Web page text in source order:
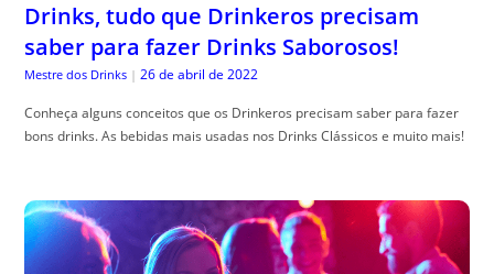
Drinks, tudo que Drinkeros precisam
saber para fazer Drinks Saborosos!
Mestre dos Drinks | 26 de abril de 2022
Conheça alguns conceitos que os Drinkeros precisam saber para fazer
bons drinks. As bebidas mais usadas nos Drinks Clássicos e muito mais!